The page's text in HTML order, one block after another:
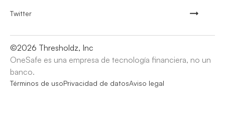
Twitter
©2026 Thresholdz, Inc
OneSafe es una empresa de tecnología financiera, no un
banco.
Términos de usoPrivacidad de datosAviso legal